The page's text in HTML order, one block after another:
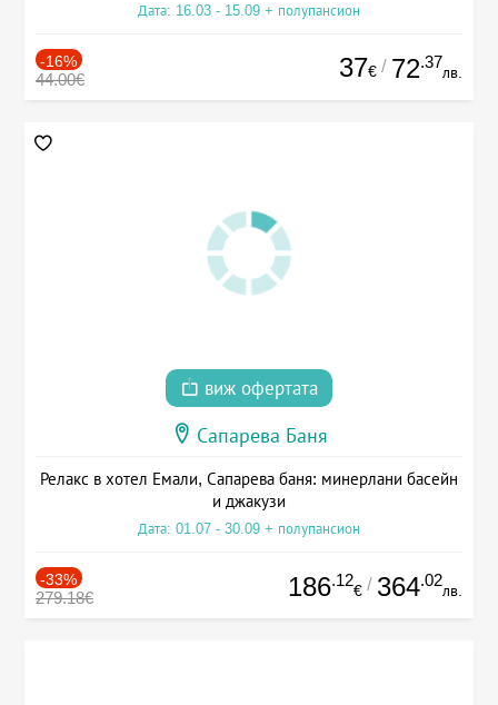
Дата: 16.03 - 15.09 + полупансион
-16%
44.00€ 37€ / 72.37
лв.
виж офертата
Сапарева Баня
Релакс в хотел Емали, Сапарева баня: минерлани басейн
и джакузи
Дата: 01.07 - 30.09 + полупансион
-33%
279.18€ 186.12
€ / 364.02
лв.